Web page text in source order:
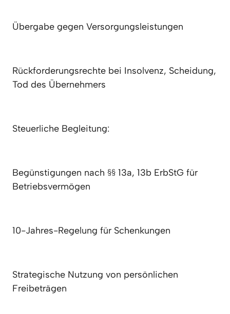
Übergabe gegen Versorgungsleistungen
Rückforderungsrechte bei Insolvenz, Scheidung,
Tod des Übernehmers
Steuerliche Begleitung:
Begünstigungen nach §§ 13a, 13b ErbStG für
Betriebsvermögen
10-Jahres-Regelung für Schenkungen
Strategische Nutzung von persönlichen
Freibeträgen